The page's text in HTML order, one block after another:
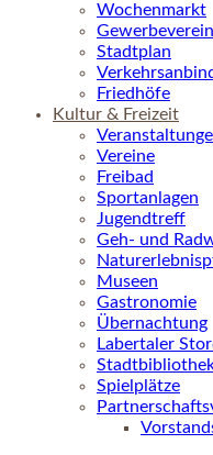
Wochenmarkt
Gewerbeverein
Stadtplan
Friedhöfe
Kultur & Freizeit
Vereine
Freibad
Sportanlagen
Jugendtreff
Geh- und
Museen
Gastronomie
Übernachtung
Labertaler
Spielplätze